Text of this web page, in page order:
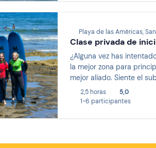
Playa de las Américas,
Clase privada de
¿Alguna vez has
la mejor zona para
mejor aliado. Siente el
2,5 horas
5,0
1-6 participantes